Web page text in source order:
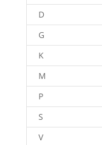
D
G
K
M
P
S
V